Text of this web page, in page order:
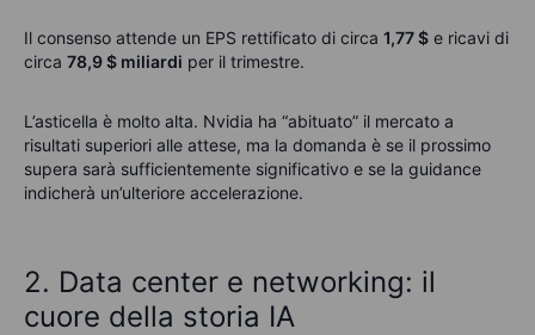
Il consenso attende un EPS rettificato di circa 1,77$ e ricavi di
circa 78,9$ miliardi per il trimestre.
L’asticella è molto alta. Nvidia ha “abituato” il mercato a
risultati superiori alle attese, ma la domanda è se il prossimo
supera sarà sufficientemente significativo e se la guidance
indicherà un’ulteriore accelerazione.
2. Data center e networking: il
cuore della storia IA